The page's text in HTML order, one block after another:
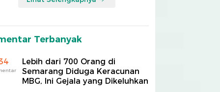
Terbanyak
Lebih dari 700 Orang di
Semarang Diduga Keracunan
MBG, Ini Gejala yang Dikeluhkan